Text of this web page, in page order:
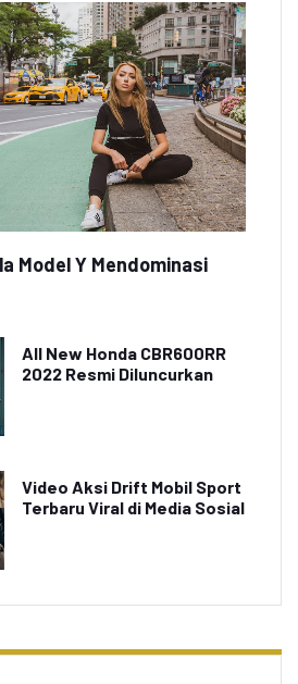
Model Y Mendominasi
All New Honda CBR600RR
2022 Resmi Diluncurkan
Video Aksi Drift Mobil Sport
Terbaru Viral di Media Sosial